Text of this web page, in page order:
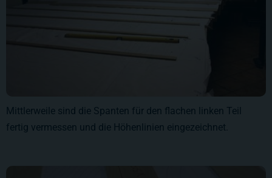
Mittlerweile sind die Spanten für den flachen linken Teil
fertig vermessen und die Höhenlinien eingezeichnet.